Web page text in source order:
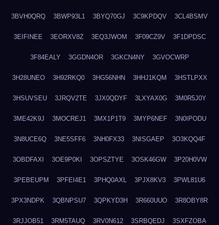
3BVH0QRQ 3BWP93L1 3BYQ70GJ 3C9KPDQV 3CL4BSMV
3EIFINEE 3EORXV8Z 3EQ3JWOM 3F09CZ9V 3F1DPDSC
3F84EALY 3GGDN4OR 3GKCN4NY 3GVOCWRP
3H28UNEO 3H92RKQ0 3HG56NHN 3HHJ1KQM 3HSTLPXX
3HSUVSEU 3JRQV2TE 3JX0QDYF 3LXYAX0G 3M0R5J0Y
3ME42K9J 3MOCREJ1 3MX1P1T9 3MYP6NEF 3N0IPODU
3N8UCE6Q 3NE5SFF6 3NH0FX33 3NISGAEP 3O3KQQ4F
3OBDFAXI 3OE9P0KI 3OPSZTYE 3OSK46GW 3P20H0VW
3PEBEUPM 3PFEI4E1 3PHQ0AXL 3PJX8KV3 3PWL81U6
3PX3NDPK 3QBNPSU7 3QPKYD3H 3R660UUO 3R8OBY8R
3RJJOB51 3RM5TAUQ 3RV0N612 3SRBQEDJ 3SXFZOBA